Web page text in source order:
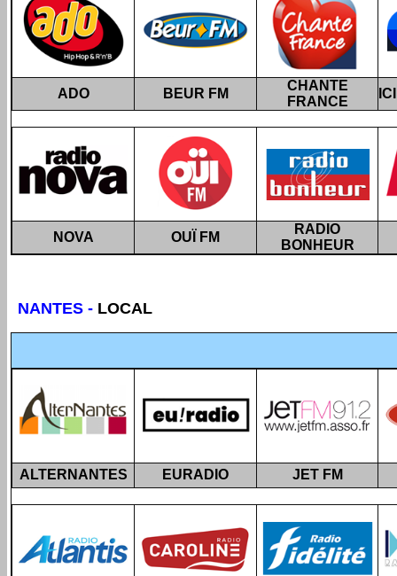
ADO BEUR FM
CHANTE
FRANCE
NOVA OUÏ FM
RADIO
BONHEUR
NANTES - LOCAL
ALTERNANTES EURADIO JET FM